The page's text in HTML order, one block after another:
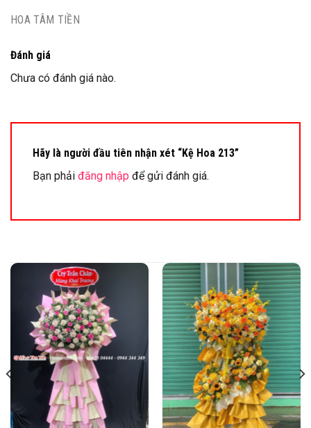
HOA TÂM TIỀN
Đánh giá
Chưa có đánh giá nào.
Hãy là người đầu tiên nhận xét “Kệ Hoa 213”
Bạn phải đăng nhập để gửi đánh giá.